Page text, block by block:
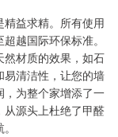
益求精。所有使用
越国际环保标准。
材质的效果，如石
清洁性，让您的墙
为整个家增添了一
源头上杜绝了甲醛